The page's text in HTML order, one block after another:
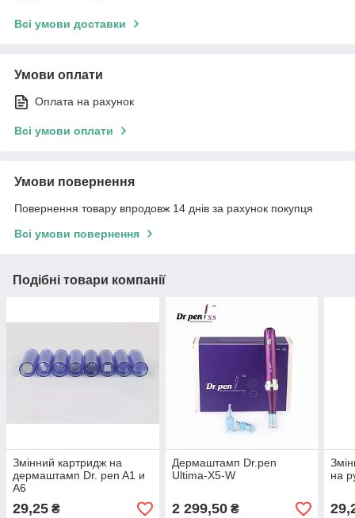
Всі умови доставки
Умови оплати
Оплата на рахунок
Всі умови оплати
Умови повернення
Повернення товару впродовж 14 днів за рахунок покупця
Всі умови повернення
Подібні товари компанії
Змінний картридж на
дермаштамп Dr. pen A1 и
A6
29,25 ₴
Дермаштамп Dr.pen
Ultima-X5-W
2 299,50₴
на